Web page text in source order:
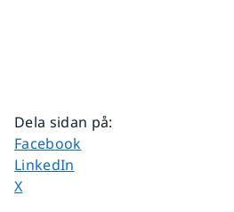
Dela sidan på:
Dela sidan på
Facebook
Dela sidan på
LinkedIn
Dela sidan på
X